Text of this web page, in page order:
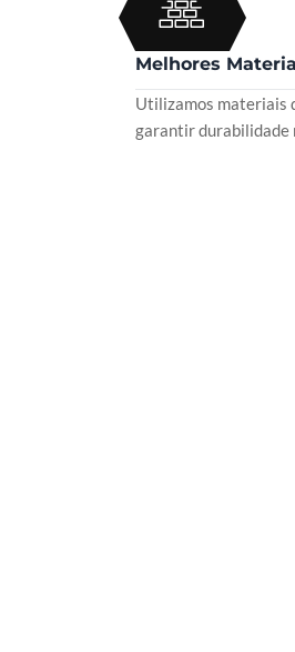
Melhores
Utilizamos materiais
garantir durabilidade